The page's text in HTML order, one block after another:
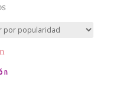
Ordenado
popularidad